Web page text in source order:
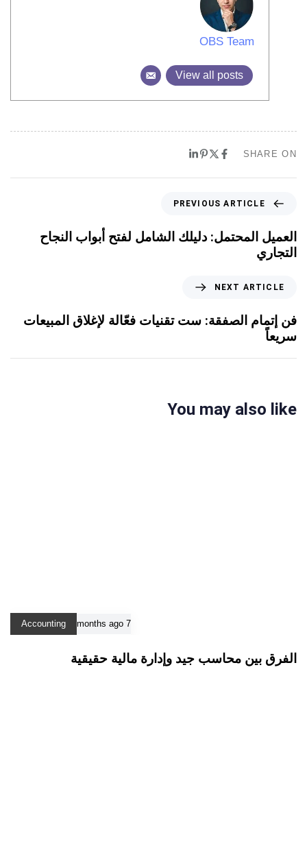
OBS Team
View all posts
SHARE ON
PREVIOUS ARTICLE
العميل المحتمل: دليلك الشامل لفتح أبواب النجاح
التجاري
NEXT ARTICLE
فن إتمام الصفقة: ست تقنيات فعّالة لإغلاق المبيعات
سريعاً
You may also like
7 months ago
Accounting
الفرق بين محاسب جيد وإدارة مالية حقيقية